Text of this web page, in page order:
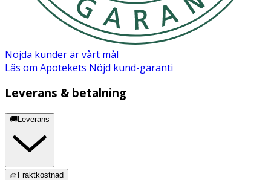
Nöjda kunder är vårt mål
Läs om Apotekets Nöjd kund-garanti
Leverans & betalning
🚚Leverans
🧺Fraktkostnad